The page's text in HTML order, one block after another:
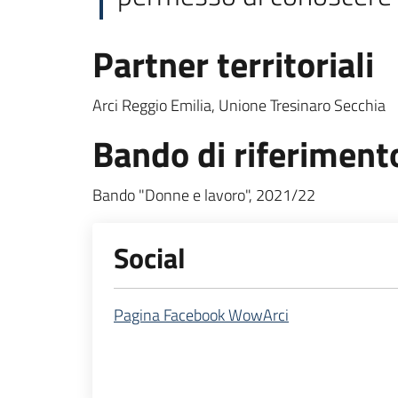
Partner territoriali
Arci Reggio Emilia, Unione Tresinaro Secchia
Bando di
Bando "Donne e lavoro", 2021/22
Social
Pagina Facebook WowArci